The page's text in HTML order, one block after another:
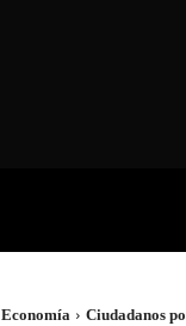
Economía Ciudadanos